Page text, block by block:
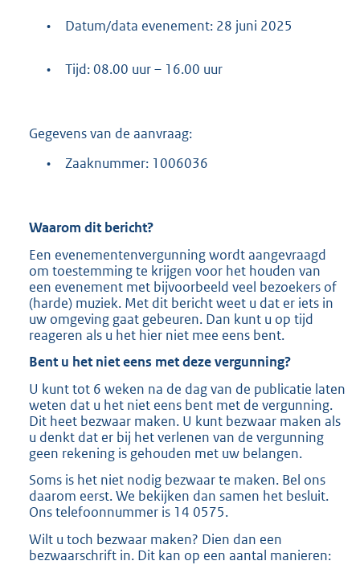
• Datum/data evenement: 28 juni 2025
• Tijd: 08.00 uur – 16.00 uur
Gegevens van de aanvraag:
•
Zaaknummer: 1006036
Waarom dit bericht?
Een evenementenvergunning wordt aangevraagd
om toestemming te krijgen voor het houden van
een evenement met bijvoorbeeld veel bezoekers of
(harde) muziek. Met dit bericht weet u dat er iets in
uw omgeving gaat gebeuren. Dan kunt u op tijd
reageren als u het hier niet mee eens bent.
Bent u het niet eens met deze vergunning?
U kunt tot 6 weken na de dag van de publicatie laten
weten dat u het niet eens bent met de vergunning.
Dit heet bezwaar maken. U kunt bezwaar maken als
u denkt dat er bij het verlenen van de vergunning
geen rekening is gehouden met uw belangen.
Soms is het niet nodig bezwaar te maken. Bel ons
daarom eerst. We bekijken dan samen het besluit.
Ons telefoonnummer is 14 0575.
Wilt u toch bezwaar maken? Dien dan een
bezwaarschrift in. Dit kan op een aantal manieren: